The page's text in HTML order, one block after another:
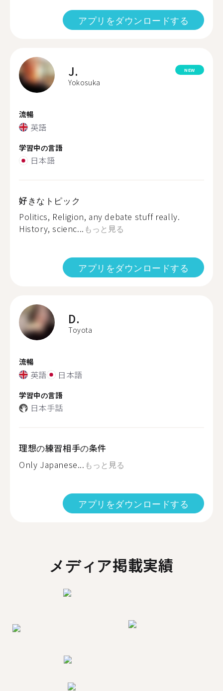
アプリをダウンロードする
J.
Yokosuka
NEW
流暢
英語
学習中の言語
日本語
好きなトピック
Politics, Religion, any debate stuff really.
History, scienc... もっと見る
アプリをダウンロードする
D.
Toyota
流暢
英語 日本語
学習中の言語
日本手話
理想の練習相手の条件
Only Japanese... もっと見る
アプリをダウンロードする
メディア掲載実績